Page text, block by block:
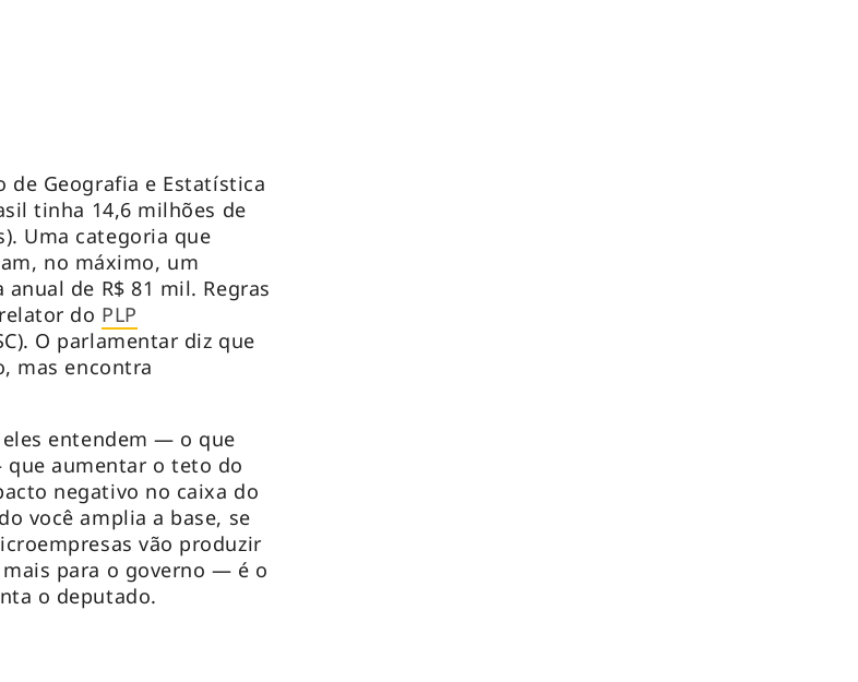
Geografia e Estatística
tinha 14,6 milhões de
Uma categoria que
no máximo, um
de R$ 81 mil. Regras
do PLP
O parlamentar diz que
mas encontra
entendem — o que
aumentar o teto do
negativo no caixa do
você amplia a base, se
vão produzir
para o governo — é o
o deputado.